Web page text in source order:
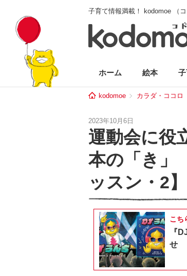
子育て情報満載！ kodomoe （
ホーム 絵本
kodomoe カラダ・ココロ
2023年10月6日
運動会に役
本の「き」
ッスン・2】
こち
『
せ